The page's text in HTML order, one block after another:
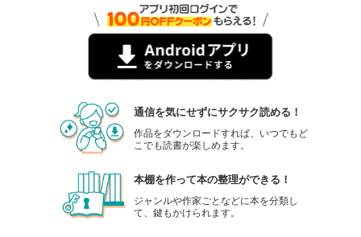
通信を気にせずにサクサク読める！
作品をダウンロードすれば、いつでもど
こでも読書が楽しめます。
本棚を作って本の整理ができる！
ジャンルや作家ごとなどに本を分類し
て、鍵もかけられます。